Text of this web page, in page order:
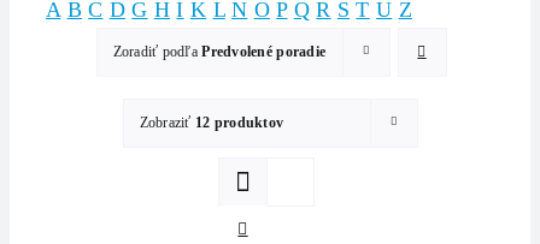
A B C D G H I K L N O P Q R S T U Z
Zoradiť podľaPredvolené poradie
Zobraziť 12 produktov